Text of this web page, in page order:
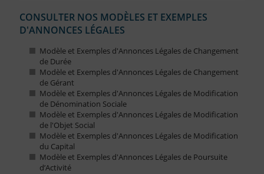
CONSULTER NOS MODÈLES ET EXEMPLES
D'ANNONCES LÉGALES
Modèle et Exemples d'Annonces Légales de Changement
de Durée
Modèle et Exemples d'Annonces Légales de Changement
de Gérant
Modèle et Exemples d'Annonces Légales de Modification
de Dénomination Sociale
Modèle et Exemples d'Annonces Légales de Modification
de l'Objet Social
Modèle et Exemples d'Annonces Légales de Modification
du Capital
Modèle et Exemples d'Annonces Légales de Poursuite
d’Activité